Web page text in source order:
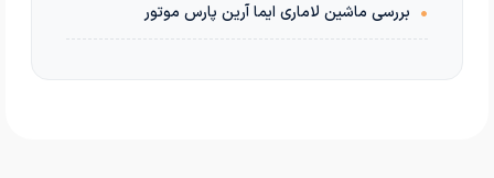
• بررسی ماشین لاماری ایما آرین پارس موتور